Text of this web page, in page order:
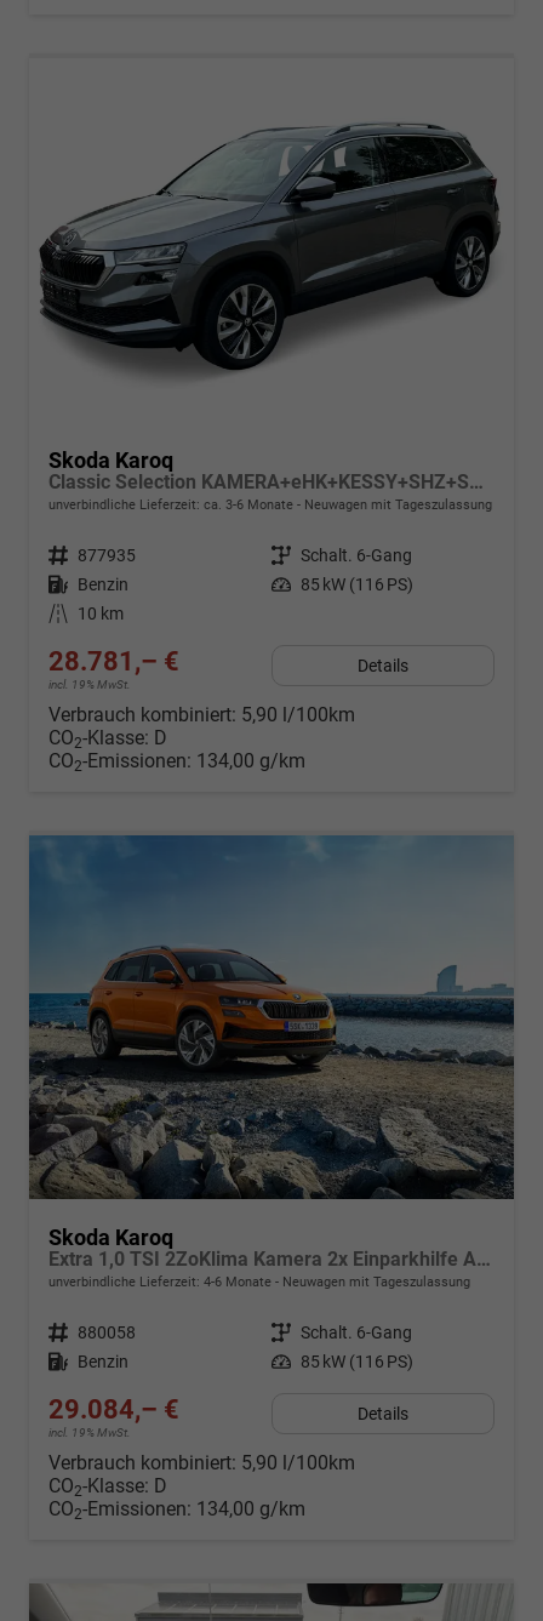
Skoda Karoq
Classic Selection KAMERA+eHK+KESSY+SHZ+SMARTLINK+LED+16" ALU
unverbindliche Lieferzeit: ca. 3-6 Monate Neuwagen mit Tageszulassung
Fahrzeugnr. 877935 Getriebe Schalt. 6-Gang
Kraftstoff Benzin Leistung 85 kW (116 PS)
Kilometerstand
10 km
28.781,– €
incl. 19% MwSt.
Details
Verbrauch kombiniert: 5,90 l/100km
CO2-Klasse: D
CO2-Emissionen: 134,00 g/km
Skoda Karoq
Extra 1,0 TSI 2ZoKlima Kamera 2x Einparkhilfe Alu Felgen 5J Garantie Sitzheizung LED Scheinwerfer ACC
unverbindliche Lieferzeit: 4-6 Monate Neuwagen mit Tageszulassung
Fahrzeugnr. 880058 Getriebe Schalt. 6-Gang
Kraftstoff Benzin Leistung 85 kW (116 PS)
29.084,– €
incl. 19% MwSt.
Details
Verbrauch kombiniert: 5,90 l/100km
CO2-Klasse: D
CO2-Emissionen: 134,00 g/km